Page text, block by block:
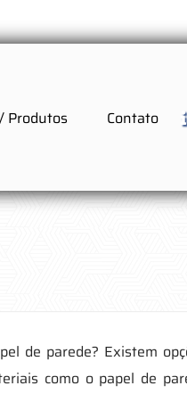
Produtos Contato
de parede? Existem
como o papel de